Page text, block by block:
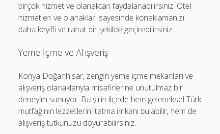
birçok hizmet ve olanaktan faydalanabilirsiniz. Otel
hizmetleri ve olanakları sayesinde konaklamanızı
daha keyifli ve rahat bir şekilde geçirebilirsiniz.
Yeme İçme ve Alışveriş
Konya Doğanhisar, zengin yeme içme mekanları ve
alışveriş olanaklarıyla misafirlerine unutulmaz bir
deneyim sunuyor. Bu şirin ilçede hem geleneksel Türk
mutfağının lezzetlerini tatma imkanı bulabilir, hem de
alışveriş tutkunuzu doyurabilirsiniz.